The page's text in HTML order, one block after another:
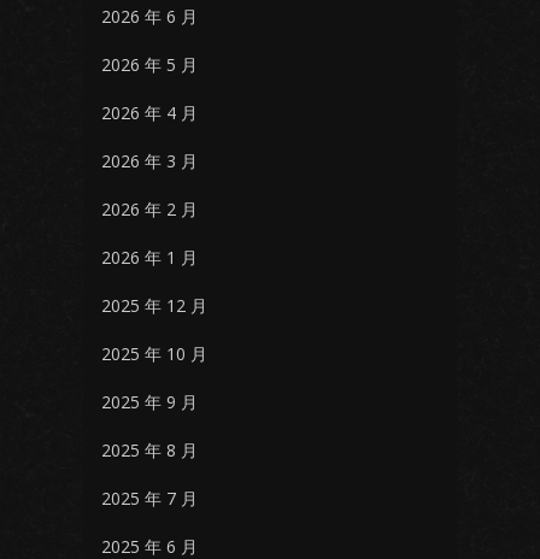
2026 年 6 月
2026 年 5 月
2026 年 4 月
2026 年 3 月
2026 年 2 月
2026 年 1 月
2025 年 12 月
2025 年 10 月
2025 年 9 月
2025 年 8 月
2025 年 7 月
2025 年 6 月